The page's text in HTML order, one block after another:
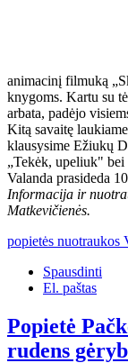
animacinį filmuką
knygoms. Kartu su
arbata, padėjo
Kitą savaitę
klausysime Ežiukų
„Tekėk, upeliuk"
Valanda prasideda
Informacija ir
Matkevičienės.
popietės nuotraukos
Spausdinti
El. paštas
Popietė
rudens